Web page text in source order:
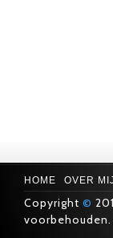
HOME OVER
Copyright ©
voorbehouden.